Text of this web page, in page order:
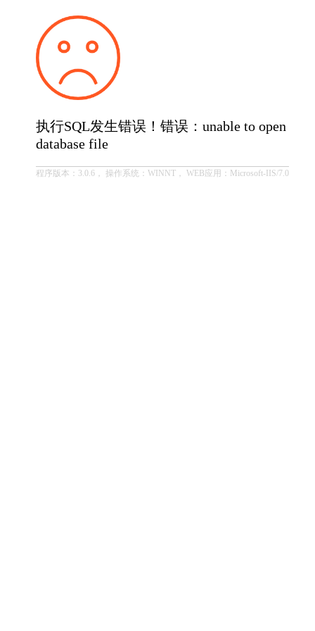
执行SQL发生错误！错误：unable to open
database file
程序版本：3.0.6， 操作系统：WINNT， WEB应用：Microsoft-IIS/7.0